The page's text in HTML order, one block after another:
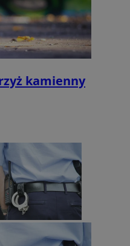
kamienny